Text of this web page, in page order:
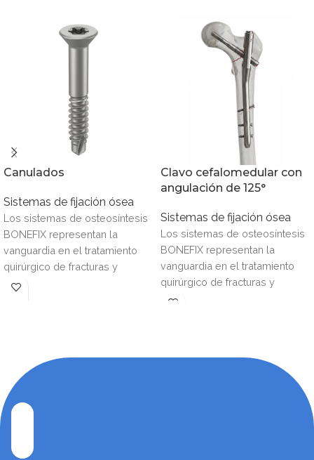
Canulados
Sistemas de fijación ósea
Los sistemas de osteosíntesis
BONEFIX representan la
vanguardia en el tratamiento
quirúrgico de fracturas y
reconstrucciones óseas,
Clavo cefalomedular con
angulación de 125°
Sistemas de fijación ósea
Los sistemas de osteosíntesis
BONEFIX representan la
vanguardia en el tratamiento
quirúrgico de fracturas y
reconstrucciones óseas,